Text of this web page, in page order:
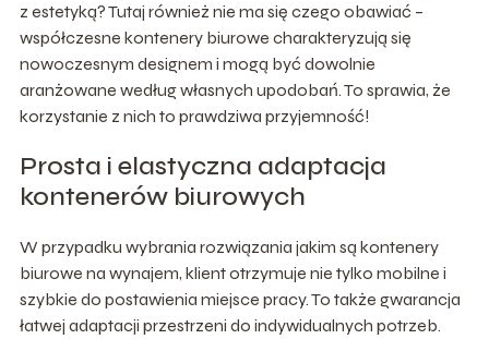
z estetyką? Tutaj również nie ma się czego obawiać –
współczesne kontenery biurowe charakteryzują się
nowoczesnym designem i mogą być dowolnie
aranżowane według własnych upodobań. To sprawia, że
korzystanie z nich to prawdziwa przyjemność!
Prosta i elastyczna adaptacja
kontenerów biurowych
W przypadku wybrania rozwiązania jakim są kontenery
biurowe na wynajem, klient otrzymuje nie tylko mobilne i
szybkie do postawienia miejsce pracy. To także gwarancja
łatwej adaptacji przestrzeni do indywidualnych potrzeb.